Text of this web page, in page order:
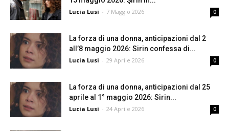
Lucia Lusi - 7 Maggio 2026 0
La forza di una donna, anticipazioni dal 2
all’8 maggio 2026: Sirin confessa di...
Lucia Lusi - 29 Aprile 2026 0
La forza di una donna, anticipazioni dal 25
aprile al 1° maggio 2026: Sirin...
Lucia Lusi - 24 Aprile 2026 0